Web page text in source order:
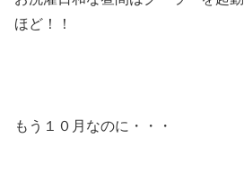
ほど！！
もう１０月なのに・・・